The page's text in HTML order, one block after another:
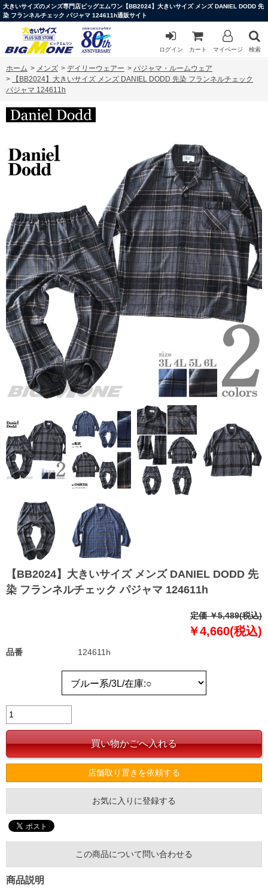
大きいサイズのメンズ専門店ビッグエムワン【BB2024】大きいサイズ メンズ DANIEL DODD 先
染 フランネルチェック パジャマ 124611h通販サイト
ログイン カート マイページ 検索
ホーム > メンズ > デイリーウェアー > パジャマ・ルームウェア
>
【BB2024】大きいサイズ メンズ DANIEL DODD 先染 フランネルチェック
パジャマ 124611h
【BB2024】大きいサイズ メンズ DANIEL DODD 先
染 フランネルチェック パジャマ 124611h
定価 ￥5,489(税込)
￥4,660(税込)
品番 124611h
店舗取り置きを依頼する
お気に入りに登録する
この商品について問い合わせる
商品説明